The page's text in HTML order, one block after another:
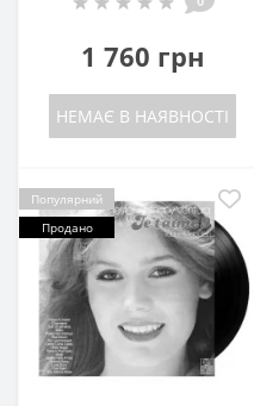
1 760 грн
НЕМАЄ В НАЯВНОСТІ
Популярний
Продано